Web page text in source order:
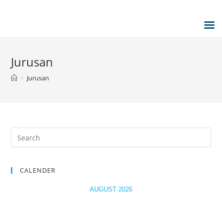
Jurusan
> Jurusan
CALENDER
AUGUST 2026